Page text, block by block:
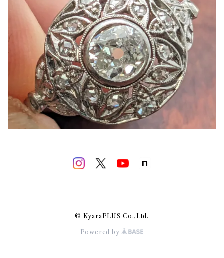
© KyaraPLUS Co.,Ltd.
Powered by